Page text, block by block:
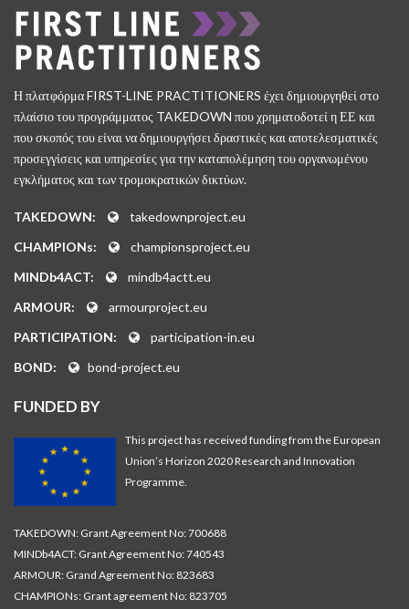
Η πλατφόρμα FIRST-LINE PRACTITIONERS έχει δημιουργηθεί στο
πλαίσιο του προγράμματος TAKEDOWN που χρηματοδοτεί η ΕΕ και
που σκοπός του είναι να δημιουργήσει δραστικές και αποτελεσματικές
προσεγγίσεις και υπηρεσίες για την καταπολέμηση του οργανωμένου
εγκλήματος και των τρομοκρατικών δικτύων.
TAKEDOWN:
takedownproject.eu
CHAMPIONs:
championsproject.eu
MINDb4ACT:
mindb4actt.eu
ARMOUR:
armourproject.eu
PARTICIPATION:
participation-in.eu
BOND:
bond-project.eu
FUNDED BY
This project has received funding from the European
Union’s Horizon 2020 Research and Innovation
Programme.
TAKEDOWN: Grant Agreement No: 700688
MINDb4ACT: Grant Agreement No: 740543
ARMOUR: Grand Agreement No: 823683
CHAMPIONs: Grant agreement No: 823705